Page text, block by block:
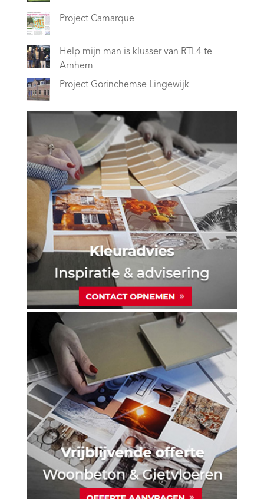
Project Camarque
Help mijn man is klusser van RTL4 te
Arnhem
Project Gorinchemse Lingewijk